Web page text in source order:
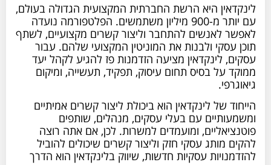
לינקדאין היא הרשת החברתית המקצועית הגדולה בעולם,
עם יותר מ-900 מיליון משתמשים. הפלטפורמה נועדה
לאפשר לאנשים להתחבר וליצור קשרים מקצועיים, לשתף
תוכן עסקי ולבנות את המוניטין המקצועי שלהם. עבור
עסקים, לינקדאין מציעה הזדמנות פז להגיע לקהל יעד
ממוקד על בסיס תחום עיסוק, תפקיד, תעשייה, ומיקום
גיאוגרפי.
הייחוד של לינקדאין הוא ביכולת ליצור קשרים אמיתיים
ומשמעותיים עם בעלי עסקים, מנהלים, שותפים
פוטנציאליים, ומועמדים למשרות. לכן, אם אתה רוצה
להקים מותג עסקי חזק וליצור קשרים שיכולים להוביל
להזדמנויות עסקיות חדשות, שיווק בלינקדאין הוא הדרך